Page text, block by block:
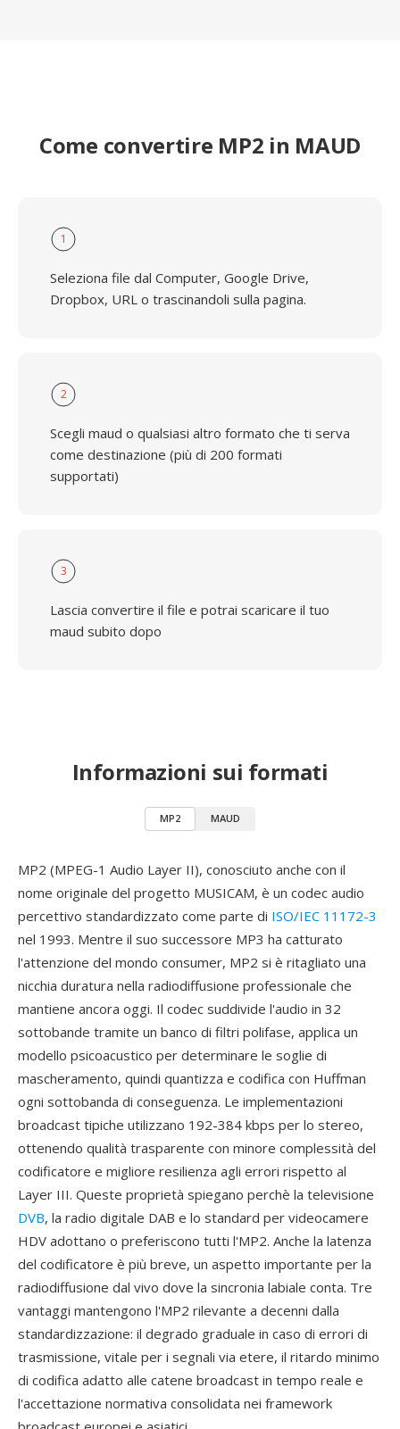
Come convertire MP2 in MAUD
1
Seleziona file dal Computer, Google Drive,
Dropbox, URL o trascinandoli sulla pagina.
2
Scegli maud o qualsiasi altro formato che ti serva
come destinazione (più di 200 formati
supportati)
3
Lascia convertire il file e potrai scaricare il tuo
maud subito dopo
Informazioni sui formati
MP2 MAUD
MP2 (MPEG-1 Audio Layer II), conosciuto anche con il
nome originale del progetto MUSICAM, è un codec audio
percettivo standardizzato come parte di ISO/IEC 11172-3
nel 1993. Mentre il suo successore MP3 ha catturato
l'attenzione del mondo consumer, MP2 si è ritagliato una
nicchia duratura nella radiodiffusione professionale che
mantiene ancora oggi. Il codec suddivide l'audio in 32
sottobande tramite un banco di filtri polifase, applica un
modello psicoacustico per determinare le soglie di
mascheramento, quindi quantizza e codifica con Huffman
ogni sottobanda di conseguenza. Le implementazioni
broadcast tipiche utilizzano 192-384 kbps per lo stereo,
ottenendo qualità trasparente con minore complessità del
codificatore e migliore resilienza agli errori rispetto al
Layer III. Queste proprietà spiegano perchè la televisione
DVB, la radio digitale DAB e lo standard per videocamere
HDV adottano o preferiscono tutti l'MP2. Anche la latenza
del codificatore è più breve, un aspetto importante per la
radiodiffusione dal vivo dove la sincronia labiale conta. Tre
vantaggi mantengono l'MP2 rilevante a decenni dalla
standardizzazione: il degrado graduale in caso di errori di
trasmissione, vitale per i segnali via etere, il ritardo minimo
di codifica adatto alle catene broadcast in tempo reale e
l'accettazione normativa consolidata nei framework